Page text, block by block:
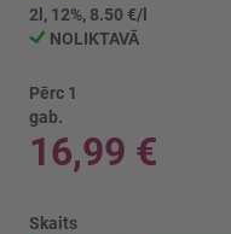
sākumu
2l, 12%, 8.50 €/l
NOLIKTAVĀ
Pērc 1
gab.
16,99 €
Skaits